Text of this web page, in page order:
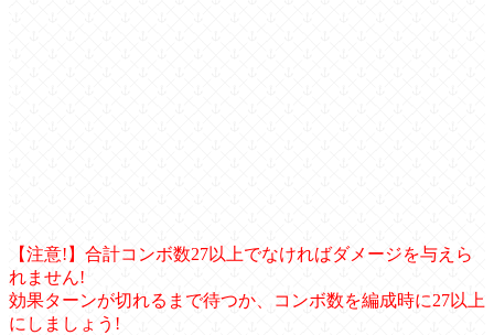
【注意!】合計コンボ数27以上でなければダメージを与えら
れません!
効果ターンが切れるまで待つか、コンボ数を編成時に27以上
にしましょう!